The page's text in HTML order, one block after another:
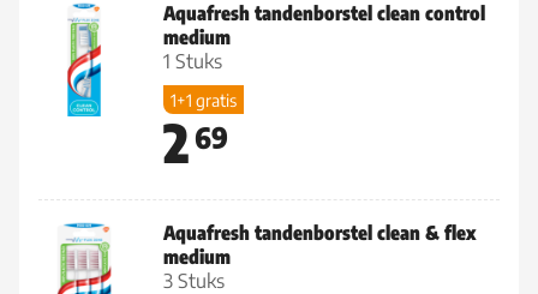
Aquafresh tandenborstel clean control
medium
1 Stuks
1+1 gratis
269
Aquafresh tandenborstel clean & flex
medium
3 Stuks